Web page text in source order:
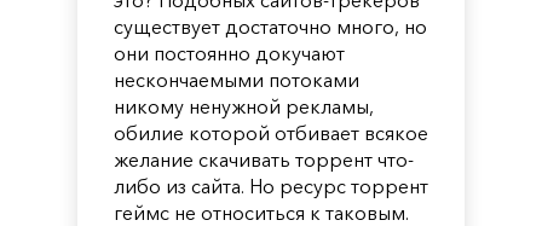
существует достаточно много, но
они постоянно докучают
нескончаемыми потоками
никому ненужной рекламы,
обилие которой отбивает всякое
желание скачивать торрент что-
либо из сайта. Но ресурс торрент
геймс не относиться к таковым.